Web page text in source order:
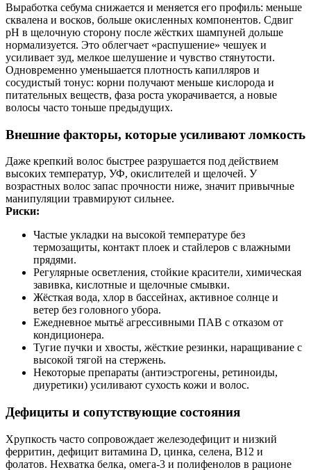
Выработка себума снижается и меняется его профиль: меньше
сквалена и восков, больше окисленных компонентов. Сдвиг
pH в щелочную сторону после жёстких шампуней дольше
нормализуется. Это облегчает «распушение» чешуек и
усиливает зуд, мелкое шелушение и чувство стянутости.
Одновременно уменьшается плотность капилляров и
сосудистый тонус: корни получают меньше кислорода и
питательных веществ, фаза роста укорачивается, а новые
волосы часто тоньше предыдущих.
Внешние факторы, которые усиливают ломкость
Даже крепкий волос быстрее разрушается под действием
высоких температур, УФ, окислителей и щелочей. У
возрастных волос запас прочности ниже, значит привычные
манипуляции травмируют сильнее.
Риски:
Частые укладки на высокой температуре без
термозащиты, контакт плоек и стайлеров с влажными
прядями.
Регулярные осветления, стойкие красители, химическая
завивка, кислотные и щелочные смывки.
Жёсткая вода, хлор в бассейнах, активное солнце и
ветер без головного убора.
Ежедневное мытьё агрессивными ПАВ с отказом от
кондиционера.
Тугие пучки и хвосты, жёсткие резинки, наращивание с
высокой тягой на стержень.
Некоторые препараты (антиэстрогены, ретиноиды,
диуретики) усиливают сухость кожи и волос.
Дефициты и сопутствующие состояния
Хрупкость часто сопровождает железодефицит и низкий
ферритин, дефицит витамина D, цинка, селена, B12 и
фолатов. Нехватка белка, омега‑3 и полифенолов в рационе